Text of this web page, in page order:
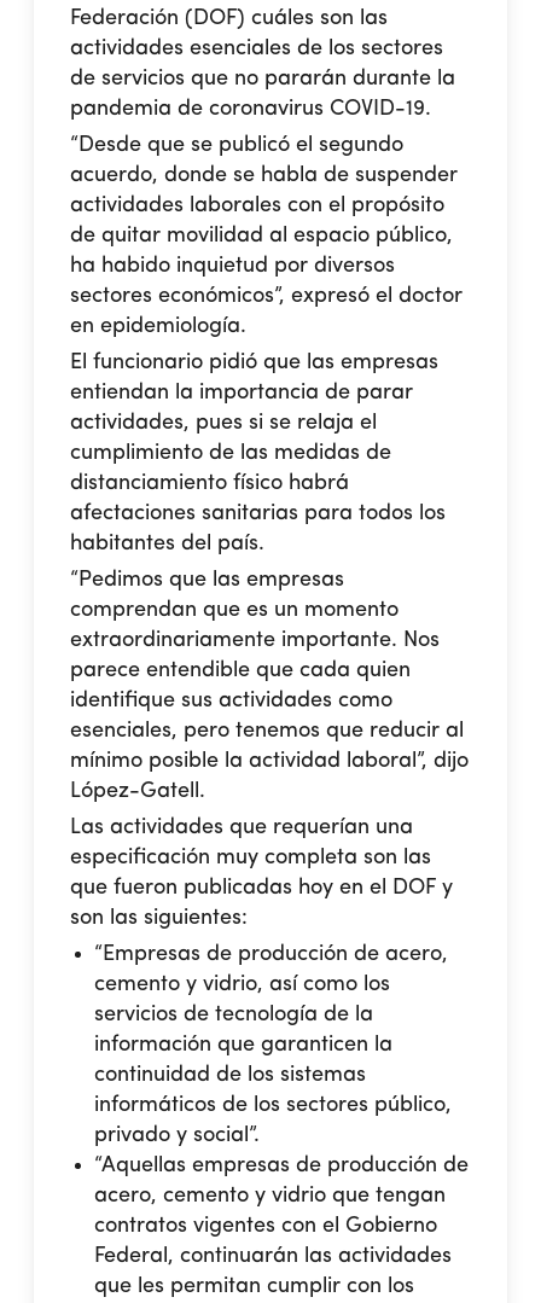
Federación (DOF) cuáles son las
actividades esenciales de los sectores
de servicios que no pararán durante la
pandemia de coronavirus COVID-19.
“Desde que se publicó el segundo
acuerdo, donde se habla de suspender
actividades laborales con el propósito
de quitar movilidad al espacio público,
ha habido inquietud por diversos
sectores económicos”, expresó el doctor
en epidemiología.
El funcionario pidió que las empresas
entiendan la importancia de parar
actividades, pues si se relaja el
cumplimiento de las medidas de
distanciamiento físico habrá
afectaciones sanitarias para todos los
habitantes del país.
“Pedimos que las empresas
comprendan que es un momento
extraordinariamente importante. Nos
parece entendible que cada quien
identifique sus actividades como
esenciales, pero tenemos que reducir al
mínimo posible la actividad laboral”, dijo
López-Gatell.
Las actividades que requerían una
especificación muy completa son las
que fueron publicadas hoy en el DOF y
son las siguientes:
“Empresas de producción de acero,
cemento y vidrio, así como los
servicios de tecnología de la
información que garanticen la
continuidad de los sistemas
informáticos de los sectores público,
privado y social”.
“Aquellas empresas de producción de
acero, cemento y vidrio que tengan
contratos vigentes con el Gobierno
Federal, continuarán las actividades
que les permitan cumplir con los